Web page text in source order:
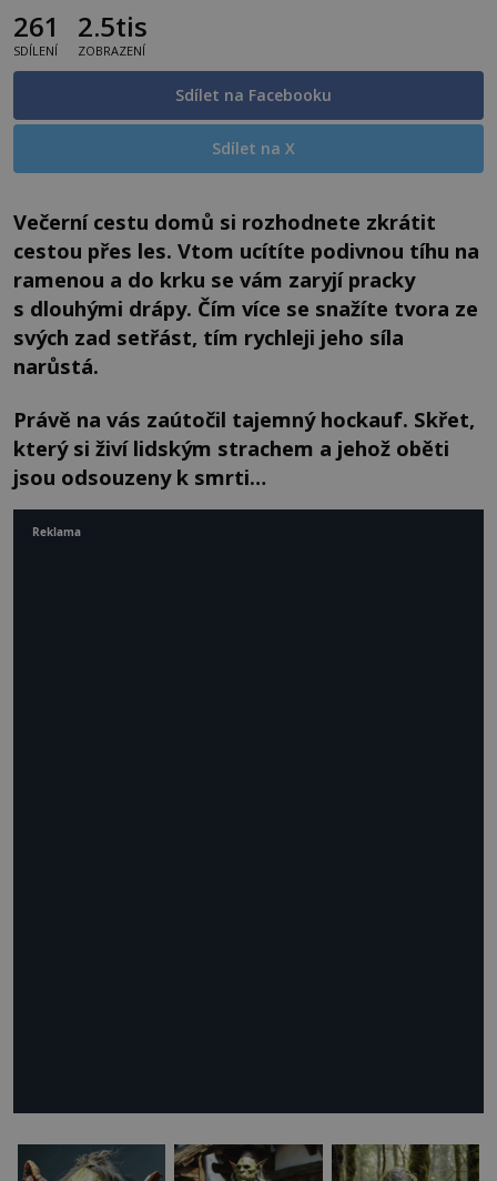
261
SDÍLENÍ
2.5tis
ZOBRAZENÍ
Sdílet na Facebooku
Sdílet na X
Večerní cestu domů si rozhodnete zkrátit
cestou přes les. Vtom ucítíte podivnou tíhu na
ramenou a do krku se vám zaryjí pracky
s dlouhými drápy. Čím více se snažíte tvora ze
svých zad setřást, tím rychleji jeho síla
narůstá.
Právě na vás zaútočil tajemný hockauf. Skřet,
který si živí lidským strachem a jehož oběti
jsou odsouzeny k smrti…
Reklama